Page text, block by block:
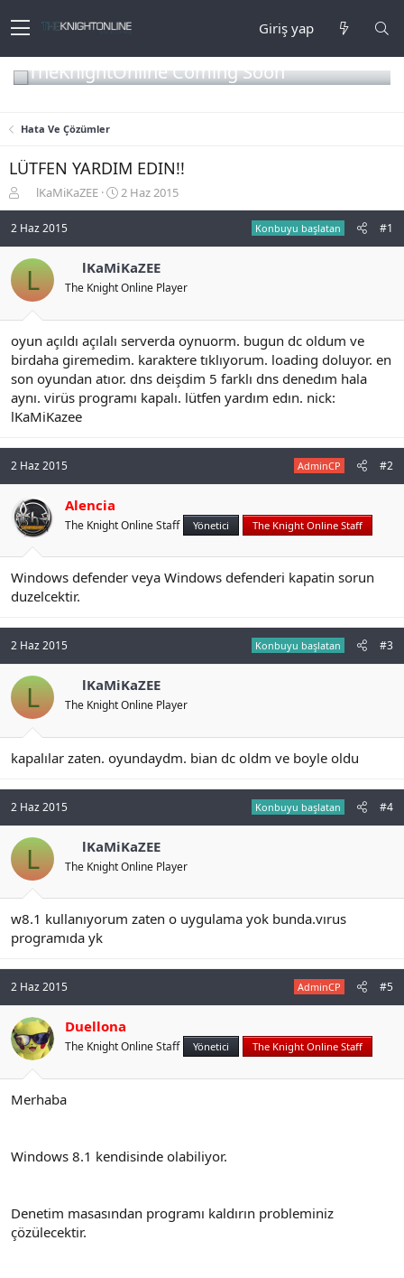
Giriş yap
TheKnightOnline Coming Soon
Hata Ve Çözümler
LÜTFEN YARDIM EDIN!!
o
n
u
b
a
ş
l
t
a
n
lKaMiKaZEE
B
a
n
g
ç
t
a
i
h
2 Haz 2015
2 Haz 2015 Konbuyu başlatan #1
L lKaMiKaZEE
The Knight Online Player
oyun açıldı açılalı serverda oynuorm. bugun dc oldum ve
birdaha giremedim. karaktere tıklıyorum. loading doluyor. en
son oyundan atıor. dns deişdim 5 farklı dns denedım hala
aynı. virüs programı kapalı. lütfen yardım edın. nick:
lKaMiKazee
2 Haz 2015 AdminCP #2
Alencia
The Knight Online Staff Yönetici The Knight Online Staff
Windows defender veya Windows defenderi kapatin sorun
duzelcektir.
2 Haz 2015 Konbuyu başlatan #3
L lKaMiKaZEE
The Knight Online Player
kapalılar zaten. oyundaydm. bian dc oldm ve boyle oldu
2 Haz 2015 Konbuyu başlatan #4
L lKaMiKaZEE
The Knight Online Player
w8.1 kullanıyorum zaten o uygulama yok bunda.vırus
programıda yk
2 Haz 2015 AdminCP #5
Duellona
The Knight Online Staff Yönetici The Knight Online Staff
Merhaba
Windows 8.1 kendisinde olabiliyor.
Denetim masasından programı kaldırın probleminiz
çözülecektir.